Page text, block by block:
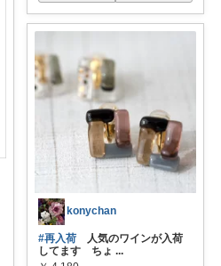
konychan
#再入荷 人気のワインが入荷
してます ちょ ...